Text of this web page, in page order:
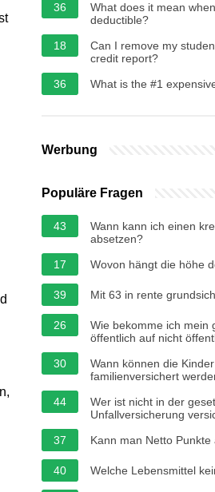
36
What does it mean
deductible?
18
Can I remove my
credit report?
36
What is the #1
Werbung
Populäre Fragen
43
Wann kann ich einen
absetzen?
17
Wovon hängt die höhe
39 Mit 63 in rente
26
Wie bekomme ich mein
öffentlich auf nicht
30
Wann können die
familienversichert
44
Wer ist nicht in der
Unfallversicherung
37
Kann man Netto
40 Welche Lebensmittel